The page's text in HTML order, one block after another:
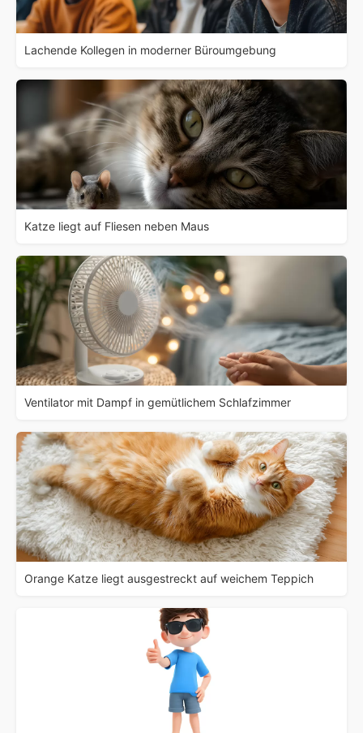
Lachende Kollegen in moderner Büroumgebung
Katze liegt auf Fliesen neben Maus
Ventilator mit Dampf in gemütlichem Schlafzimmer
Orange Katze liegt ausgestreckt auf weichem Teppich